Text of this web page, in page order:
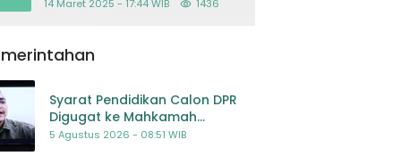
14 Maret 2025 - 17:44 WIB 1436
Syarat Pendidikan Calon DPR
Digugat ke Mahkamah
Konstitusi
5 Agustus 2026 - 08:51 WIB